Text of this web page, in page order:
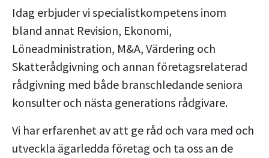
Idag erbjuder vi specialistkompetens inom
bland annat Revision, Ekonomi,
Löneadministration, M&A, Värdering och
Skatterådgivning och annan företagsrelaterad
rådgivning med både branschledande seniora
konsulter och nästa generations rådgivare.
Vi har erfarenhet av att ge råd och vara med och
utveckla ägarledda företag och ta oss an de